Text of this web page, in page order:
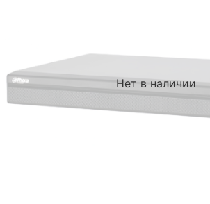
Нет в наличии